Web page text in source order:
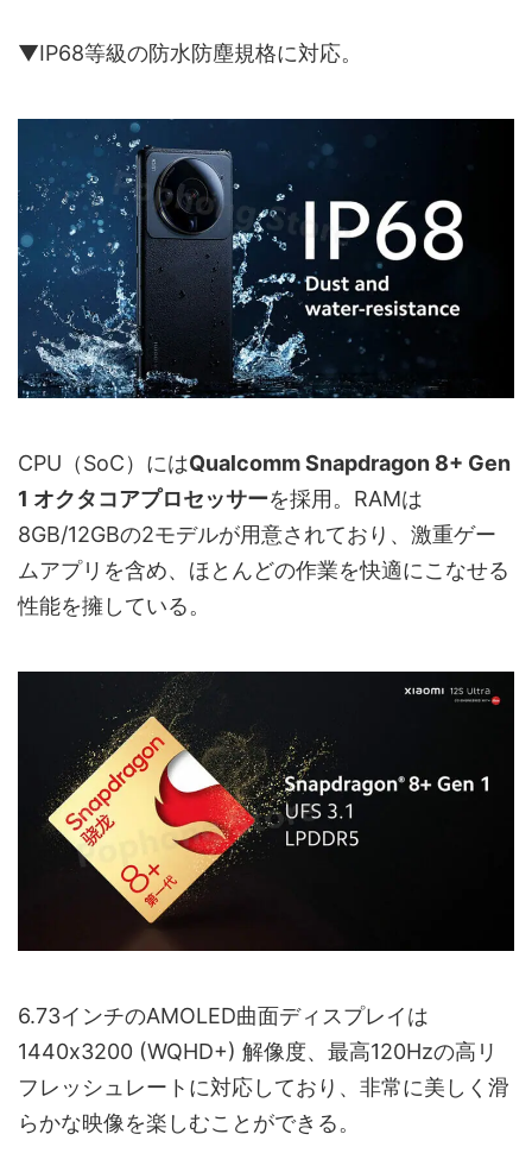
▼IP68等級の防水防塵規格に対応。
CPU（SoC）にはQualcomm Snapdragon 8+ Gen
1 オクタコアプロセッサーを採用。RAMは
8GB/12GBの2モデルが用意されており、激重ゲー
ムアプリを含め、ほとんどの作業を快適にこなせる
性能を擁している。
6.73インチのAMOLED曲面ディスプレイは
1440x3200 (WQHD+) 解像度、最高120Hzの高リ
フレッシュレートに対応しており、非常に美しく滑
らかな映像を楽しむことができる。